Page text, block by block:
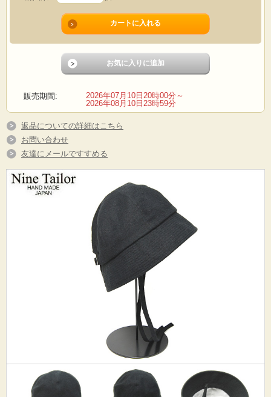
販売期間:
2026年07月10日20時00分～
2026年08月10日23時59分
返品についての詳細はこちら
お問い合わせ
友達にメールですすめる